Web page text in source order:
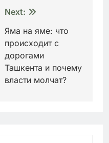
Next:
Яма на яме: что
происходит с
дорогами
Ташкента и почему
власти молчат?